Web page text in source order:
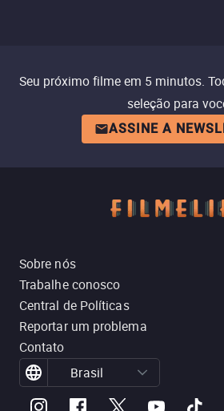
Seu próximo filme em 5 minutos.
seleção para
ASSINE A
Sobre nós
Trabalhe conosco
Central de Políticas
Reportar um problema
Contato
Brasil